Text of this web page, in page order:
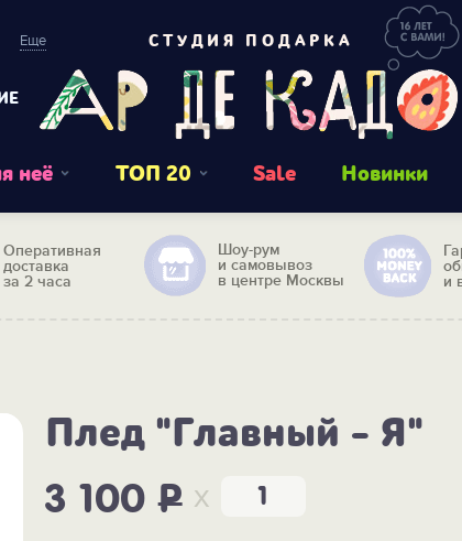
Еще СТУДИЯ ПОДАРКА
неё ТОП 20 Sale Новинки
Оперативная
доставка
за 2 часа
Шоу-рум
и самовывоз
в центре Москвы
и
Плед "Главный - Я"
3 100P x